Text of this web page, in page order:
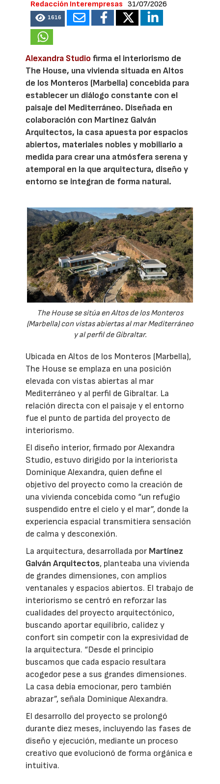
Redacción Interempresas 31/07/2026
1616
Alexandra Studio firma el interiorismo de
The House, una vivienda situada en Altos
de los Monteros (Marbella) concebida para
establecer un diálogo constante con el
paisaje del Mediterráneo. Diseñada en
colaboración con Martinez Galván
Arquitectos, la casa apuesta por espacios
abiertos, materiales nobles y mobiliario a
medida para crear una atmósfera serena y
atemporal en la que arquitectura, diseño y
entorno se integran de forma natural.
The House se sitúa en Altos de los Monteros
(Marbella) con vistas abiertas al mar Mediterráneo
y al perfil de Gibraltar.
Ubicada en Altos de los Monteros (Marbella),
The House se emplaza en una posición
elevada con vistas abiertas al mar
Mediterráneo y al perfil de Gibraltar. La
relación directa con el paisaje y el entorno
fue el punto de partida del proyecto de
interiorismo.
El diseño interior, firmado por Alexandra
Studio, estuvo dirigido por la interiorista
Dominique Alexandra, quien define el
objetivo del proyecto como la creación de
una vivienda concebida como “un refugio
suspendido entre el cielo y el mar”, donde la
experiencia espacial transmitiera sensación
de calma y desconexión.
La arquitectura, desarrollada por Martínez
Galván Arquitectos, planteaba una vivienda
de grandes dimensiones, con amplios
ventanales y espacios abiertos. El trabajo de
interiorismo se centró en reforzar las
cualidades del proyecto arquitectónico,
buscando aportar equilibrio, calidez y
confort sin competir con la expresividad de
la arquitectura. “Desde el principio
buscamos que cada espacio resultara
acogedor pese a sus grandes dimensiones.
La casa debía emocionar, pero también
abrazar”, señala Dominique Alexandra.
El desarrollo del proyecto se prolongó
durante diez meses, incluyendo las fases de
diseño y ejecución, mediante un proceso
creativo que evolucionó de forma orgánica e
intuitiva.